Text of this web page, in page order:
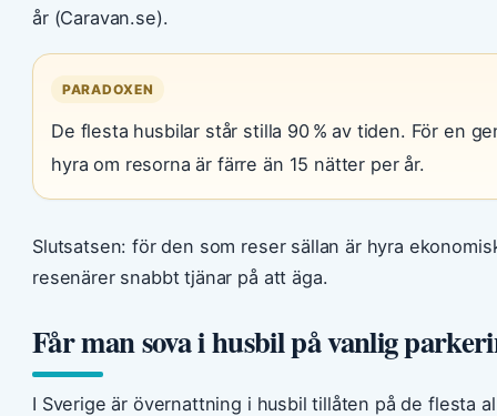
år (Caravan.se).
PARADOXEN
De flesta husbilar står stilla 90 % av tiden. För en
hyra om resorna är färre än 15 nätter per år.
Slutsatsen: för den som reser sällan är hyra
resenärer snabbt tjänar på att äga.
Får man sova i husbil på vanlig
I Sverige är övernattning i husbil tillåten på de flesta